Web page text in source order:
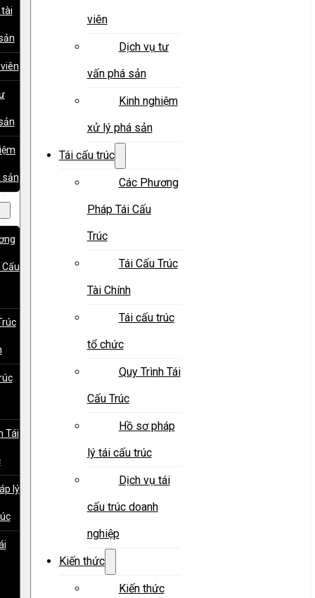
sản
Tái
lý
viên
Dịch vụ tư
vấn phá sản
Kinh nghiệm
xử lý phá sản
Tái cấu trúc
Các Phương
Pháp Tái Cấu
Trúc
Tái Cấu Trúc
Tài Chính
Tái cấu trúc
tổ chức
Quy Trình Tái
Cấu Trúc
Hồ sơ pháp
lý tái cấu trúc
Dịch vụ tái
cấu trúc doanh
nghiệp
Kiến thức
Kiến thức